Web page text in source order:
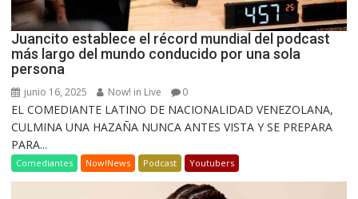
Juancito establece el récord mundial del podcast
más largo del mundo conducido por una sola
persona
junio 16, 2025 Now! in Live 0
EL COMEDIANTE LATINO DE NACIONALIDAD VENEZOLANA,
CULMINA UNA HAZAÑA NUNCA ANTES VISTA Y SE PREPARA
PARA...
Comediantes Now!News Podcast Youtubers